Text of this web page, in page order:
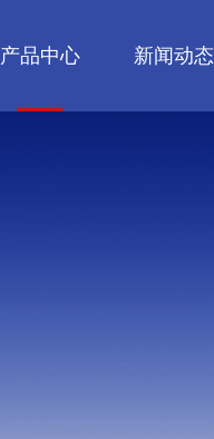
产品中心 新闻动态